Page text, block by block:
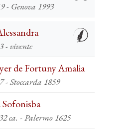
- Genova 1993
Parma 1953 - vivente
de Fortuny Amalia
- Stoccarda 1859
ca. - Palermo 1625